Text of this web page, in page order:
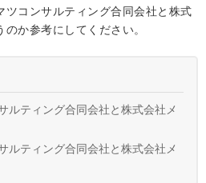
ツコンサルティング合同会社と株式
か参考にしてください。
ルティング合同会社と株式会社メ
ルティング合同会社と株式会社メ